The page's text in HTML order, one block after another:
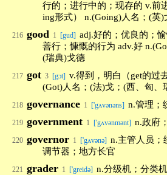
行的；进行中的；现存的 v.前
ing形式） n.(Going)人名；(英)
216 good 1 [gud] adj.好的；优良的；
善行；慷慨的行为 adv.好
(瑞典)戈德
217 got 3 [gɔt] v.得到，明白（get的过
(Got)人名；(法)戈；(西、匈、
218 governance 1 ['gʌvənəns] n.管理；
219 government 1 ['gʌvənmənt] n.政府
220 governor 1 ['gʌvənə] n.主管人员；
调节器；地方长官
221 grader 1 ['greidə] n.分级机；分类